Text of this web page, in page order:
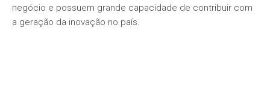
negócio e possuem grande capacidade de contribuir com
a geração da inovação no país.